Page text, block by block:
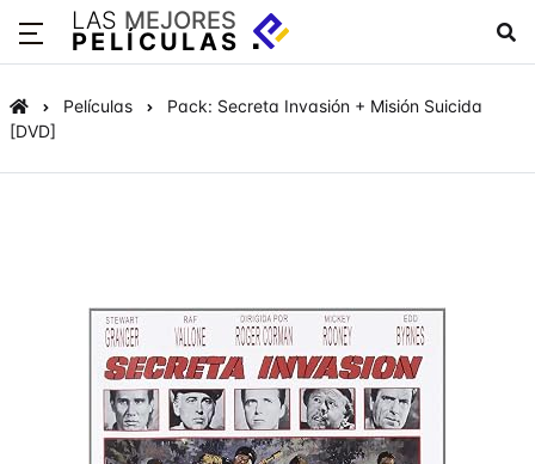
LAS MEJORES
PELÍCULAS
Películas
Pack: Secreta Invasión + Misión Suicida
[DVD]